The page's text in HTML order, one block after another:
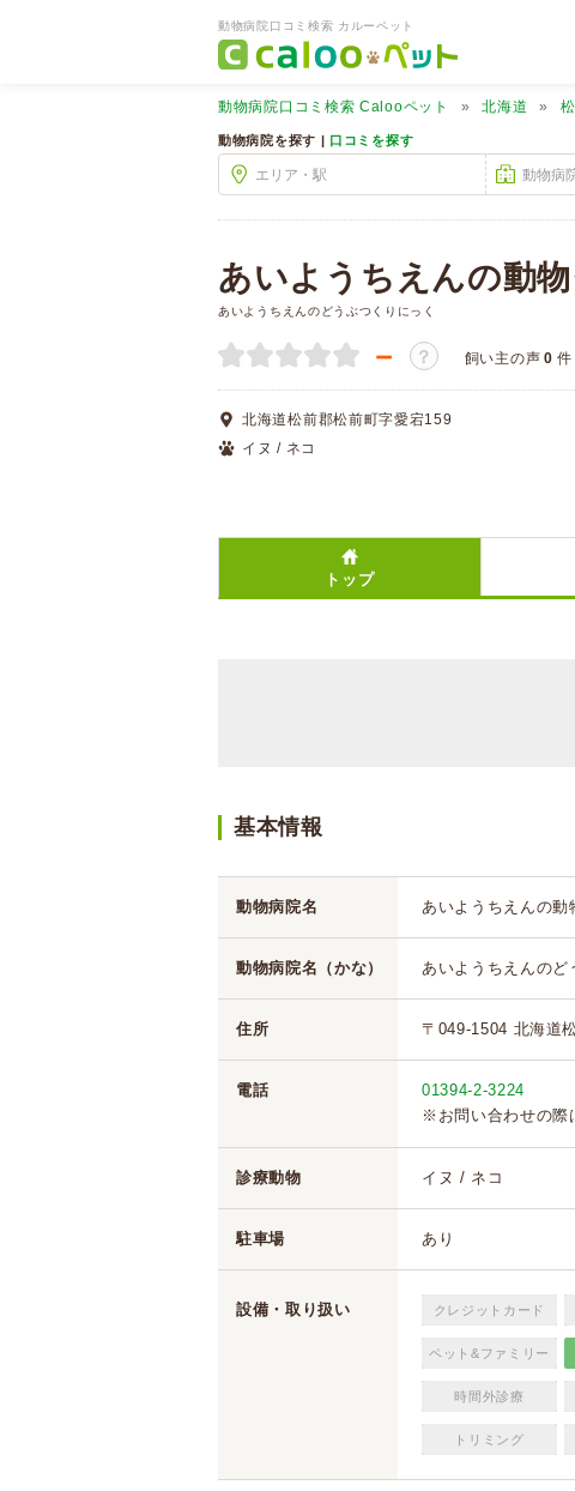
動物病院口コミ検索 カルーペット
動物病院口コミ検索 Calooペット 北海道
動物病院を探す | 口コミを探す
あいようちえんの動
あいようちえんのどうぶつくりにっく
－ ？ 飼い主の声 0 件
北海道松前郡松前町字愛宕159
イヌ / ネコ
トップ
基本情報
動物病院名 あいようちえんの動
動物病院名（かな） あいようちえんのど
住所 〒049-1504 北海道
電話
01394-2-3224
※お問い合わせの際
診療動物 イヌ / ネコ
駐車場 あり
設備・取り扱い クレジットカード
ペット&ファミリー
時間外診療
トリミング